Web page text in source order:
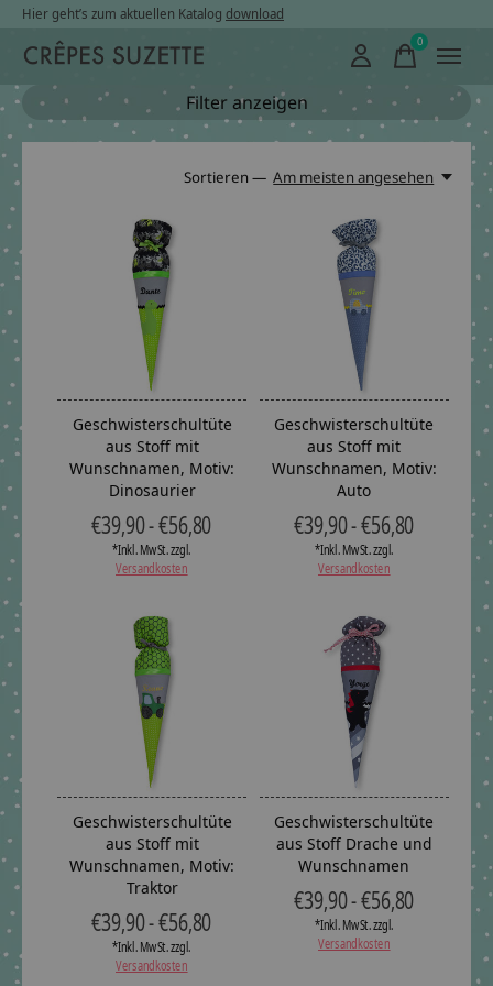
Hier geht’s zum aktuellen Katalog download
0items
Filter anzeigen
Sortieren — Am meisten angesehen
Geschwisterschultüte
aus Stoff mit
Wunschnamen, Motiv:
Dinosaurier
€39,90 - €56,80
*Inkl. MwSt. zzgl.
Versandkosten
Geschwisterschultüte
aus Stoff mit
Wunschnamen, Motiv:
Auto
€39,90 - €56,80
*Inkl. MwSt. zzgl.
Versandkosten
Geschwisterschultüte
aus Stoff mit
Wunschnamen, Motiv:
Traktor
€39,90 - €56,80
*Inkl. MwSt. zzgl.
Versandkosten
Geschwisterschultüte
aus Stoff Drache und
Wunschnamen
€39,90 - €56,80
*Inkl. MwSt. zzgl.
Versandkosten